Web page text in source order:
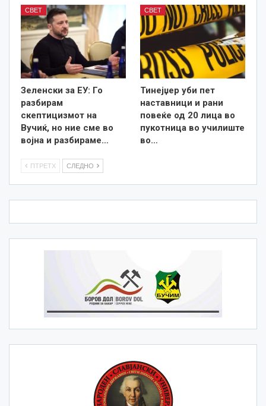
СВЕТ
Зеленски за ЕУ: Го
разбирам
скептицизмот на
Вучиќ, но ние сме во
војна и разбираме…
СВЕТ
Тинејџер уби пет
наставници и рани
повеќе од 20 лица во
пукотница во училиште
во…
ПТРЕТХ СЛЕДНО